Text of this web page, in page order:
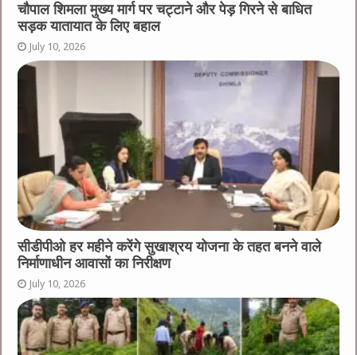
चौपाल शिमला मुख्य मार्ग पर चट्टाने और पेड़ गिरने से बाधित
सड़क यातायात के लिए बहाल
July 10, 2026
सीडीपीओ हर महीने करेंगे सुखाश्रय योजना के तहत बनने वाले
निर्माणाधीन आवासों का निरीक्षण
July 10, 2026